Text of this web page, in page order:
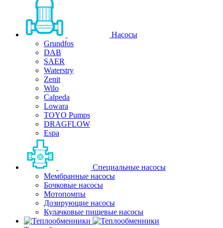
Насосы
Grundfos
DAB
SAER
Waterstry
Zenit
Wilo
Calpeda
Lowara
TOYO Pumps
DRAGFLOW
Espa
Специальные насосы
Мембранные насосы
Бочковые насосы
Мотопомпы
Дозирующие насосы
Кулачковые пищевые насосы